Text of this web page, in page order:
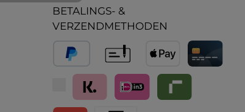
BETALINGS- &
VERZENDMETHODEN
PayPal Apple PayCreditcard /
Klarna (Achteraf betalen / In delen
Vooruitbetaling